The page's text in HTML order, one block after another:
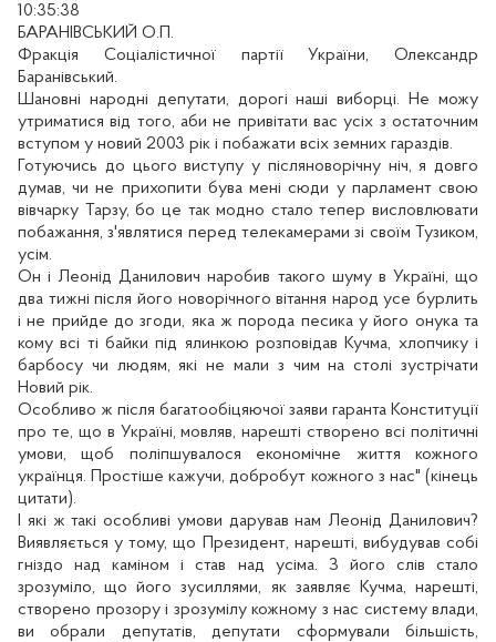
10:35:38
БАРАНІВСЬКИЙ О.П.
Фракція Соціалістичної партії України, Олександр
Баранівський.
Шановні народні депутати, дорогі наші виборці. Не можу
утриматися від того, аби не привітати вас усіх з остаточним
вступом у новий 2003 рік і побажати всіх земних гараздів.
Готуючись до цього виступу у післяноворічну ніч, я довго
думав, чи не прихопити бува мені сюди у парламент свою
вівчарку Тарзу, бо це так модно стало тепер висловлювати
побажання, з'являтися перед телекамерами зі своїм Тузиком,
усім.
Он і Леонід Данилович наробив такого шуму в Україні, що
два тижні після його новорічного вітання народ усе бурлить
і не прийде до згоди, яка ж порода песика у його онука та
кому всі ті байки під ялинкою розповідав Кучма, хлопчику і
барбосу чи людям, які не мали з чим на столі зустрічати
Новий рік.
Особливо ж після багатообіцяючої заяви гаранта Конституції
про те, що в Україні, мовляв, нарешті створено всі політичні
умови, щоб поліпшувалося економічне життя кожного
українця. Простіше кажучи, добробут кожного з нас" (кінець
цитати).
І які ж такі особливі умови дарував нам Леонід Данилович?
Виявляється у тому, що Президент, нарешті, вибудував собі
гніздо над каміном і став над усіма. З його слів стало
зрозуміло, що його зусиллями, як заявляє Кучма, нарешті,
створено прозору і зрозумілу кожному з нас систему влади,
ви обрали депутатів, депутати сформували більшість,